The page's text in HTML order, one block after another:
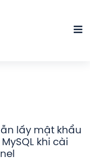
lấy mật khẩu
khi cài